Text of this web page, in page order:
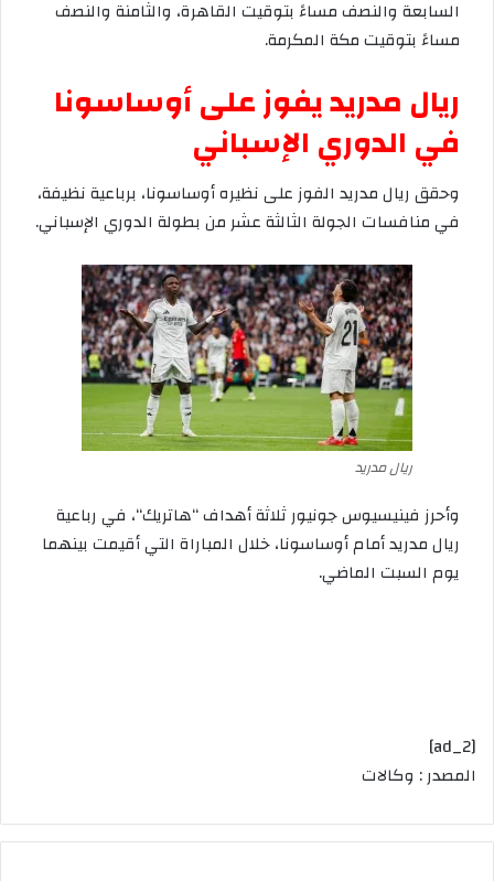
السابعة والنصفمساءًبتوقيت القاهرة، والثامنة والنصف
مساءًبتوقيتمكة المكرمة.
ريال مدريديفوزعلىأوساسونا
في الدوري الإسباني
وحقق ريالمدريد الفوز علىنظيرهأوساسونا، برباعيةنظيفة،
فيمنافسات الجولة الثالثةعشرمنبطولة الدوري الإسباني.
ريال مدريد
وأحرز فينيسيوسجونيورثلاثةأهداف“هاتريك“، في رباعية
ريالمدريدأمامأوساسونا،خلال المباراة التيأقيمتبينهما
يوم السبت الماضي.
[ad_2]
المصدر : وكالات